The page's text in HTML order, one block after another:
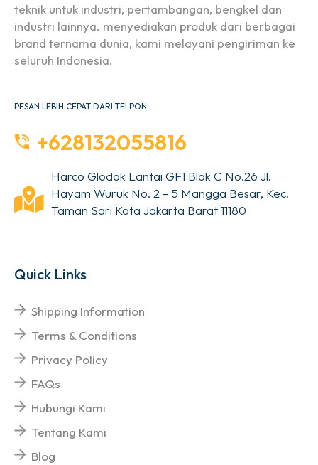
teknik untuk industri, pertambangan, bengkel dan
industri lainnya. menyediakan produk dari berbagai
brand ternama dunia, kami melayani pengiriman ke
seluruh Indonesia.
PESAN LEBIH CEPAT DARI TELPON
+628132055816
Harco Glodok Lantai GF1 Blok C No.26 Jl.
Hayam Wuruk No. 2 – 5 Mangga Besar, Kec.
Taman Sari Kota Jakarta Barat 11180
Quick Links
Shipping Information
Terms & Conditions
Privacy Policy
FAQs
Hubungi Kami
Tentang Kami
Blog